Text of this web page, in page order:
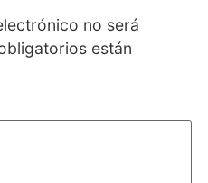
no será
están